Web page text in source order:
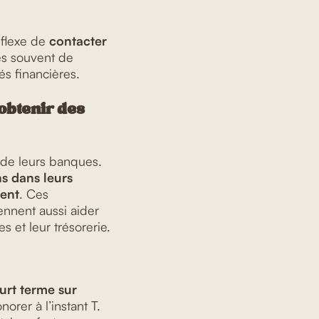
de contacter
souvent de
financières.
des
leurs banques.
dans leurs
. Ces
aussi aider
et leur trésorerie.
terme sur
à l’instant T.